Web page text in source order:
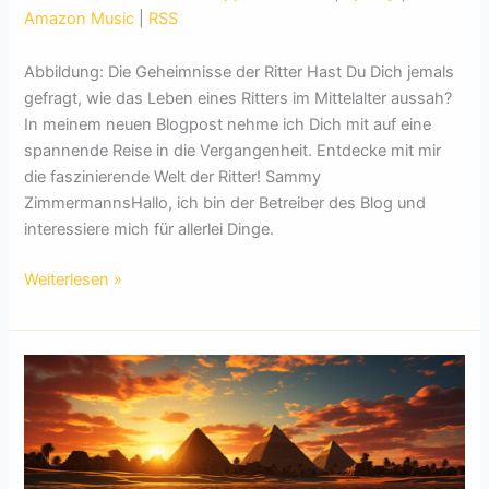
Amazon Music
RSS
Abbildung: Die Geheimnisse der Ritter Hast Du Dich jemals
gefragt, wie das Leben eines Ritters im Mittelalter aussah?
In meinem neuen Blogpost nehme ich Dich mit auf eine
spannende Reise in die Vergangenheit. Entdecke mit mir
die faszinierende Welt der Ritter! Sammy
ZimmermannsHallo, ich bin der Betreiber des Blog und
interessiere mich für allerlei Dinge.
Die
der
Ritter:
Leben
und
Kämpfen
im
Weiterlesen »